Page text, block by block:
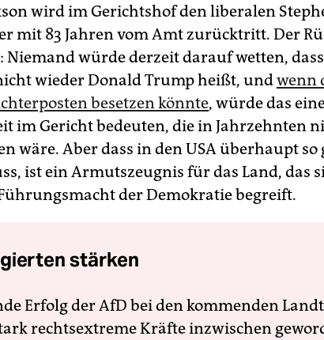
wird im Gerichtshof den liberalen
mit 83 Jahren vom Amt zurücktritt. Der
Niemand würde derzeit darauf wetten,
wieder Donald Trump heißt, undwenn
besetzen könnte, würde das
im Gericht bedeuten, die in Jahrzehnten
wäre. Aber dass in den USA überhaupt so
ist ein Armutszeugnis für das Land, das
der Demokratie begreift.
stärken
Erfolg der AfD bei den kommenden
rechtsextreme Kräfte inzwischen